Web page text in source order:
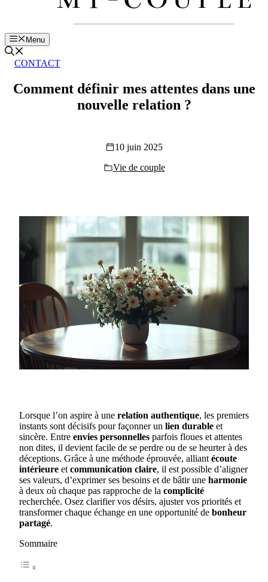
Menu
CONTACT
Comment définir mes attentes dans une
nouvelle relation ?
10 juin 2025
Vie de couple
Lorsque l’on aspire à une relation authentique, les premiers
instants sont décisifs pour façonner un lien durable et
sincère. Entre envies personnelles parfois floues et attentes
non dites, il devient facile de se perdre ou de se heurter à des
déceptions. Grâce à une méthode éprouvée, alliant écoute
intérieure et communication claire, il est possible d’aligner
ses valeurs, d’exprimer ses besoins et de bâtir une harmonie
à deux où chaque pas rapproche de la complicité
recherchée. Osez clarifier vos désirs, ajuster vos priorités et
transformer chaque échange en une opportunité de bonheur
partagé.
Sommaire